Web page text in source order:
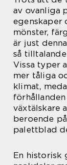
av ovanliga
egenskaper
mönster,
är just
så
Vissa typer
mer tåliga
klimat,
växtälskare
beroende
palettblad
En historisk